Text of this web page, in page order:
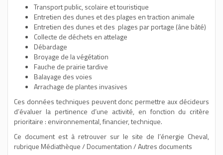
Transport public, scolaire et touristique
Entretien des dunes et des plages en traction animale
Entretien des dunes et des plages par portage (âne bâté)
Collecte de déchets en attelage
Débardage
Broyage de la végétation
Fauche de prairie tardive
Balayage des voies
Arrachage de plantes invasives
Ces données techniques peuvent donc permettre aux décideurs
d’évaluer la pertinence d’une activité, en fonction du critère
prioritaire : environnemental, financier, technique.
Ce document est à retrouver sur le site de l’énergie Cheval,
rubrique Médiathèque / Documentation / Autres documents